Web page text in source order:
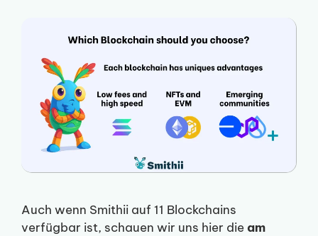
Auch wenn Smithii auf 11 Blockchains
verfügbar ist, schauen wir uns hier die am